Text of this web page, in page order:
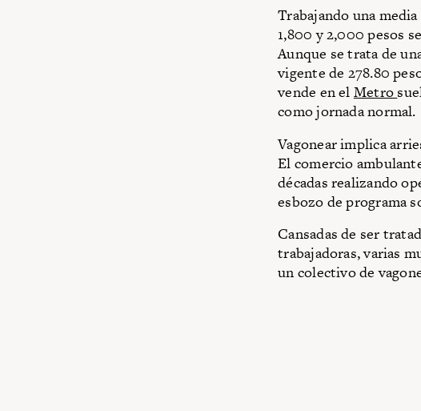
Trabajando una
1,800 y 2,000 pesos
Aunque se trata de
vigente de 278.80
vende en el Metro
como jornada normal.
Vagonearimplica
El comercio
décadas realizando
esbozo de programa
Cansadas de ser
trabajadoras, varias
un colectivo de